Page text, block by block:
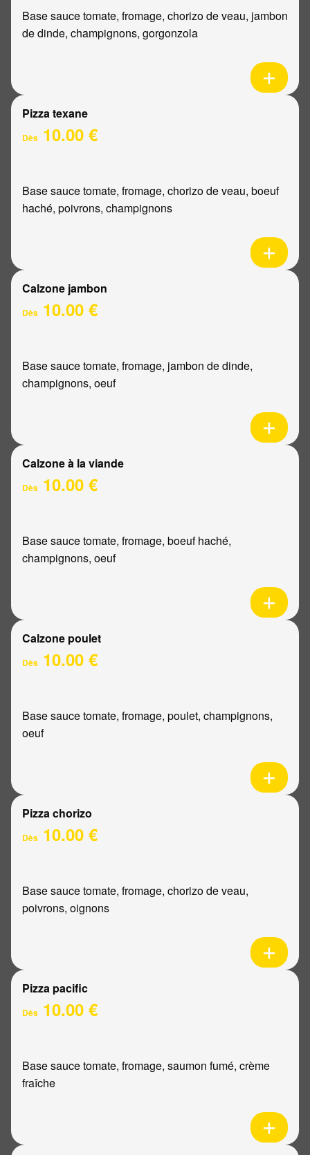
Base sauce tomate, fromage, chorizo de veau, jambon
de dinde, champignons, gorgonzola
Pizza texane
Dès 10.00 €
Base sauce tomate, fromage, chorizo de veau, boeuf
haché, poivrons, champignons
Calzone jambon
Dès 10.00 €
Base sauce tomate, fromage, jambon de dinde,
champignons, oeuf
Calzone à la viande
Dès 10.00 €
Base sauce tomate, fromage, boeuf haché,
champignons, oeuf
Calzone poulet
Dès 10.00 €
Base sauce tomate, fromage, poulet, champignons,
oeuf
Pizza chorizo
Dès 10.00 €
Base sauce tomate, fromage, chorizo de veau,
poivrons, oignons
Pizza pacific
Dès 10.00 €
Base sauce tomate, fromage, saumon fumé, crème
fraîche